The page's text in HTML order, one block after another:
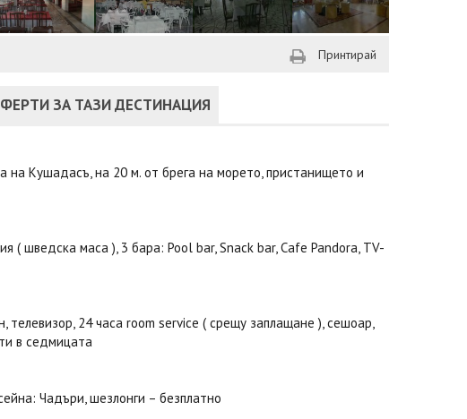
Принтирай
ЗА ТАЗИ ДЕСТИНАЦИЯ
на Кушадасъ, на 20 м. от брега на морето, пристанището и
( шведска маса ), 3 бара: Pool bar, Snack bar, Cafe Pandora, TV-
24 часа room service ( срещу заплащане ), сешоар,
в седмицата
Чадъри, шезлонги – безплатно